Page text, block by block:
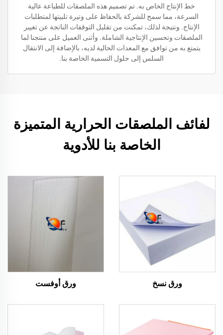
خط الإنتاج الخاص به. تم تصميم هذه الملصقات للطباعة عالية
السرعة، مما سمح للشركة بالحفاظ على وتيرة تلبيتها لمتطلبات
الإنتاج. ونتيجة لذلك، تمكنت من تقليل التوقفات الناتجة عن تغيير
الملصقات وتحسين الإنتاجية الشاملة. وأثنى العميل على منتجنا لما
يتمتع به من توافق مع المعدات الحالية لديه، بالإضافة إلى الانتقال
السلس إلى حلول التسمية الخاصة بنا.
لفائف الملصقات الحرارية المتميزة
الخاصة بنا للأدوية
ورق نسخ ورق أوفست